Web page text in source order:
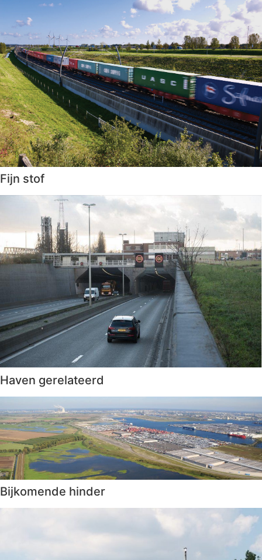
Fijn stof
Haven gerelateerd
Bijkomende hinder